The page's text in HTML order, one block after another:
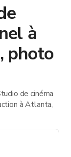
à
photo
de cinéma
à Atlanta,